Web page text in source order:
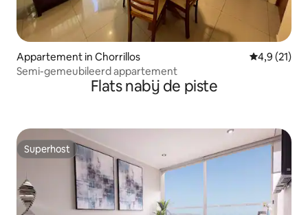
Appartement in Chorrillos
4,9 (21)
Semi-gemeubileerd appartement
Flats nabij de piste
Superhost
Superhost